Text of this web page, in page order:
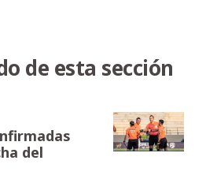
de esta sección
del